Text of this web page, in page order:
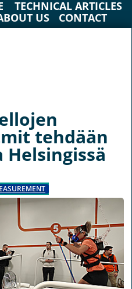
TECHNICAL ARTICLES
US CONTACT
tehdään